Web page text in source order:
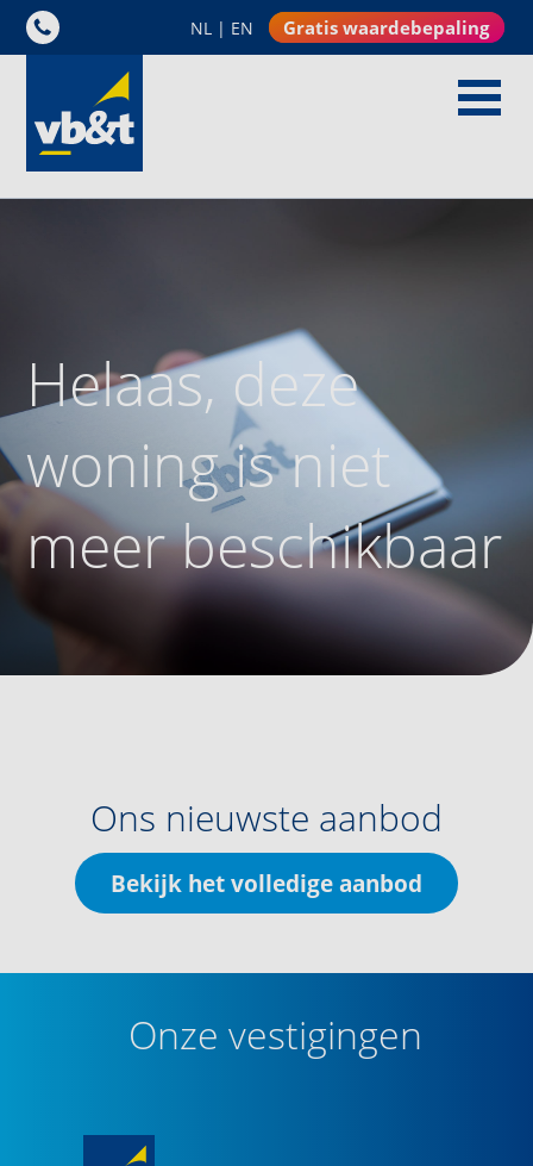
NL | EN Gratis waardebepaling
Helaas, deze
woning is niet
meer beschikbaar
Ons nieuwste aanbod
Bekijk het volledige aanbod
Onze vestigingen